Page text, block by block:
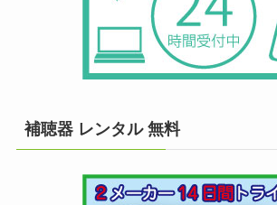
補聴器 レンタル 無料